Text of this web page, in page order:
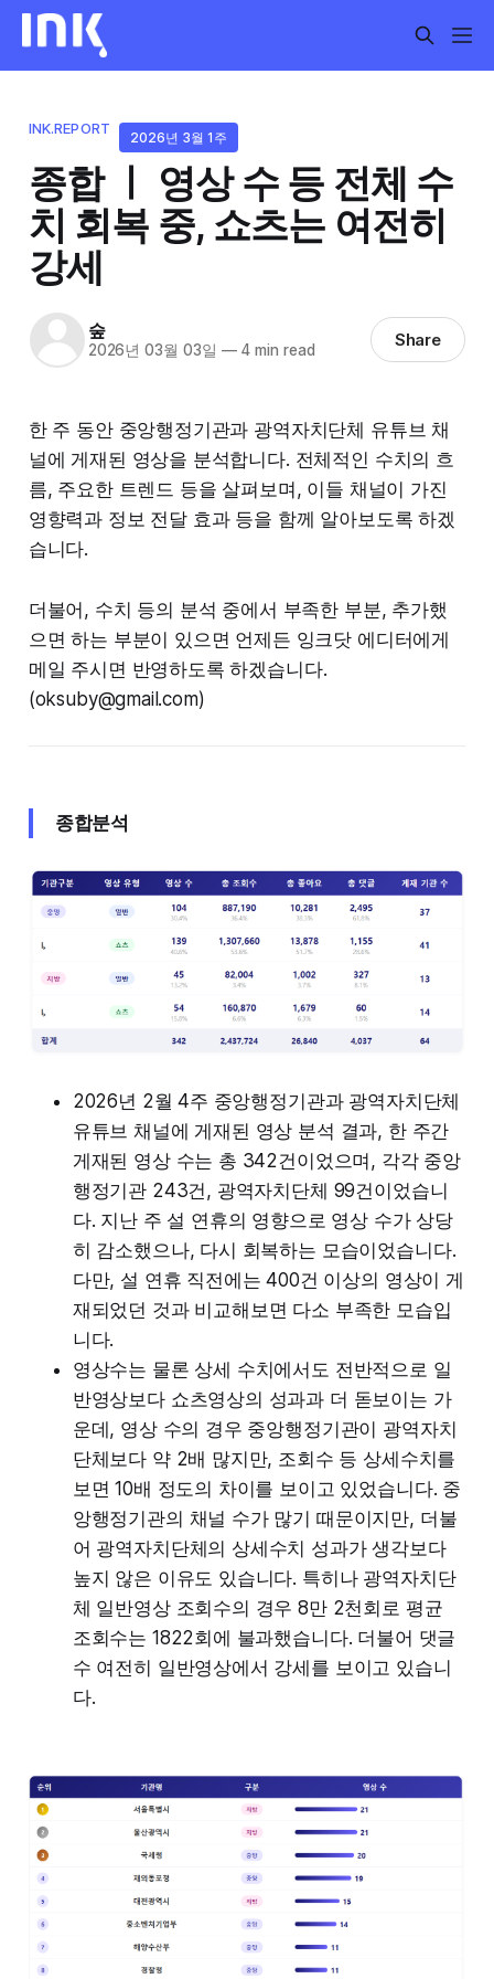
INK.REPORT
2026년 3월 1주
종합 ㅣ 영상 수 등 전체 수
치 회복 중, 쇼츠는 여전히
강세
숲
2026년 03월 03일 —4 min read Share
한 주 동안 중앙행정기관과 광역자치단체 유튜브 채
널에 게재된 영상을 분석합니다. 전체적인 수치의 흐
름, 주요한 트렌드 등을 살펴보며, 이들 채널이 가진
영향력과 정보 전달 효과 등을 함께 알아보도록 하겠
습니다.
더불어, 수치 등의 분석 중에서 부족한 부분, 추가했
으면 하는 부분이 있으면 언제든 잉크닷 에디터에게
메일 주시면 반영하도록 하겠습니다.
(oksuby@gmail.com)
종합분석
2026년 2월 4주 중앙행정기관과 광역자치단체
유튜브 채널에 게재된 영상 분석 결과, 한 주간
게재된 영상 수는 총 342건이었으며, 각각 중앙
행정기관 243건, 광역자치단체 99건이었습니
다. 지난 주 설 연휴의 영향으로 영상 수가 상당
히 감소했으나, 다시 회복하는 모습이었습니다.
다만, 설 연휴 직전에는 400건 이상의 영상이 게
재되었던 것과 비교해보면 다소 부족한 모습입
니다.
영상수는 물론 상세 수치에서도 전반적으로 일
반영상보다 쇼츠영상의 성과과 더 돋보이는 가
운데, 영상 수의 경우 중앙행정기관이 광역자치
단체보다 약 2배 많지만, 조회수 등 상세수치를
보면 10배 정도의 차이를 보이고 있었습니다. 중
앙행정기관의 채널 수가 많기 때문이지만, 더불
어 광역자치단체의 상세수치 성과가 생각보다
높지 않은 이유도 있습니다. 특히나 광역자치단
체 일반영상 조회수의 경우 8만 2천회로 평균
조회수는 1822회에 불과했습니다. 더불어 댓글
수 여전히 일반영상에서 강세를 보이고 있습니
다.